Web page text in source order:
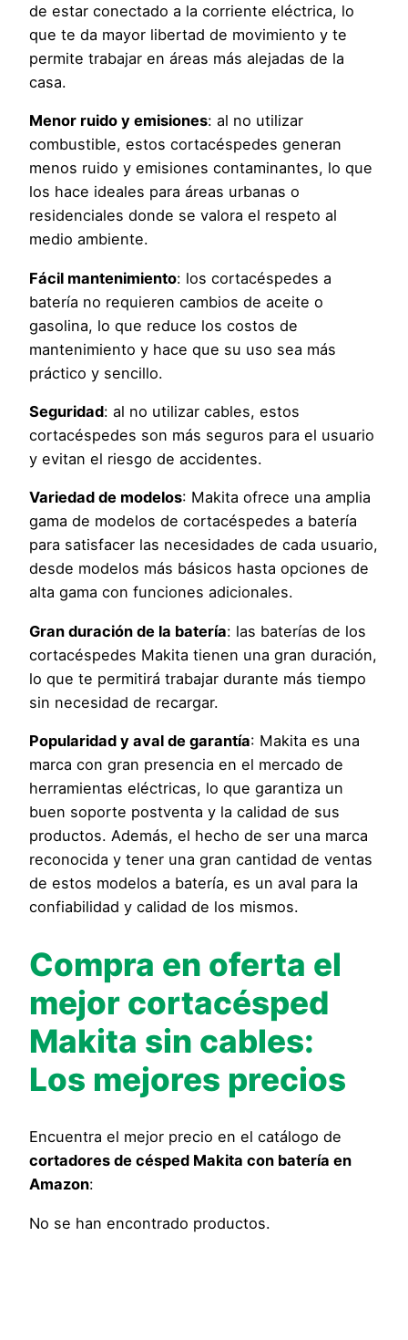
de estar conectado a la corriente eléctrica, lo
que te da mayor libertad de movimiento y te
permite trabajar en áreas más alejadas de la
casa.
Menor ruido y emisiones: al no utilizar
combustible, estos cortacéspedes generan
menos ruido y emisiones contaminantes, lo que
los hace ideales para áreas urbanas o
residenciales donde se valora el respeto al
medio ambiente.
Fácil mantenimiento: los cortacéspedes a
batería no requieren cambios de aceite o
gasolina, lo que reduce los costos de
mantenimiento y hace que su uso sea más
práctico y sencillo.
Seguridad: al no utilizar cables, estos
cortacéspedes son más seguros para el usuario
y evitan el riesgo de accidentes.
Variedad de modelos: Makita ofrece una amplia
gama de modelos de cortacéspedes a batería
para satisfacer las necesidades de cada usuario,
desde modelos más básicos hasta opciones de
alta gama con funciones adicionales.
Gran duración de la batería: las baterías de los
cortacéspedes Makita tienen una gran duración,
lo que te permitirá trabajar durante más tiempo
sin necesidad de recargar.
Popularidad y aval de garantía: Makita es una
marca con gran presencia en el mercado de
herramientas eléctricas, lo que garantiza un
buen soporte postventa y la calidad de sus
productos. Además, el hecho de ser una marca
reconocida y tener una gran cantidad de ventas
de estos modelos a batería, es un aval para la
confiabilidad y calidad de los mismos.
Compra en oferta el
mejor cortacésped
Makita sin cables:
Los mejores precios
Encuentra el mejor precio en el catálogo de
cortadores de césped Makita con batería en
Amazon:
No se han encontrado productos.